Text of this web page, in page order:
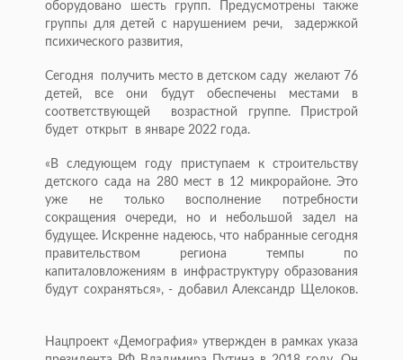
оборудовано шесть групп. Предусмотрены также
группы для детей с нарушением речи, задержкой
психического развития,
Сегодня получить место в детском саду желают 76
детей, все они будут обеспечены местами в
соответствующей возрастной группе. Пристрой
будет открыт в январе 2022 года.
«В следующем году приступаем к строительству
детского сада на 280 мест в 12 микрорайоне. Это
уже не только восполнение потребности
сокращения очереди, но и небольшой задел на
будущее. Искренне надеюсь, что набранные сегодня
правительством региона темпы по
капиталовложениям в инфраструктуру образования
будут сохраняться», - добавил Александр Щелоков.
Нацпроект «Демография» утвержден в рамках указа